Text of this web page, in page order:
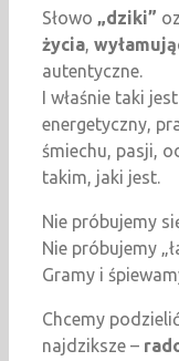
Słowo „dziki”
życia,
autentyczne.
I właśnie taki jest
energetyczny,
śmiechu, pasji,
takim, jaki jest.
Nie próbujemy
Nie próbujemy
Gramy i
Chcemy
najdziksze –